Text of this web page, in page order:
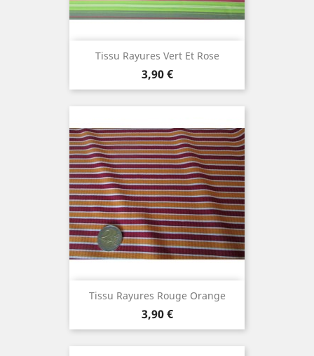
Tissu Rayures Vert Et Rose
Prix
3,90 €
Tissu Rayures Rouge Orange
Prix
3,90 €